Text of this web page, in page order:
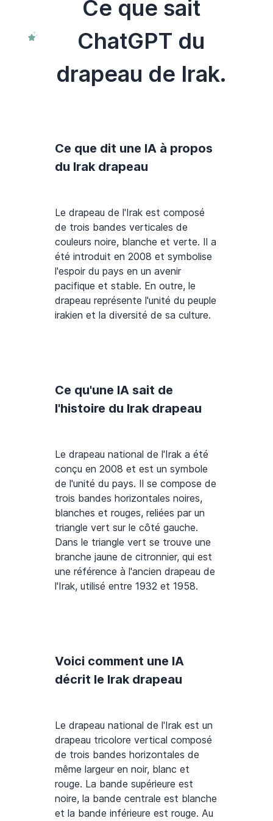
Ce que sait
ChatGPT du
drapeau de Irak.
Ce que dit une IA à propos
du Irak drapeau
Le drapeau de l'Irak est composé
de trois bandes verticales de
couleurs noire, blanche et verte. Il a
été introduit en 2008 et symbolise
l'espoir du pays en un avenir
pacifique et stable. En outre, le
drapeau représente l'unité du peuple
irakien et la diversité de sa culture.
Ce qu'une IA sait de
l'histoire du Irak drapeau
Le drapeau national de l'Irak a été
conçu en 2008 et est un symbole
de l'unité du pays. Il se compose de
trois bandes horizontales noires,
blanches et rouges, reliées par un
triangle vert sur le côté gauche.
Dans le triangle vert se trouve une
branche jaune de citronnier, qui est
une référence à l'ancien drapeau de
l'Irak, utilisé entre 1932 et 1958.
Voici comment une IA
décrit le Irak drapeau
Le drapeau national de l'Irak est un
drapeau tricolore vertical composé
de trois bandes horizontales de
même largeur en noir, blanc et
rouge. La bande supérieure est
noire, la bande centrale est blanche
et la bande inférieure est rouge. Au